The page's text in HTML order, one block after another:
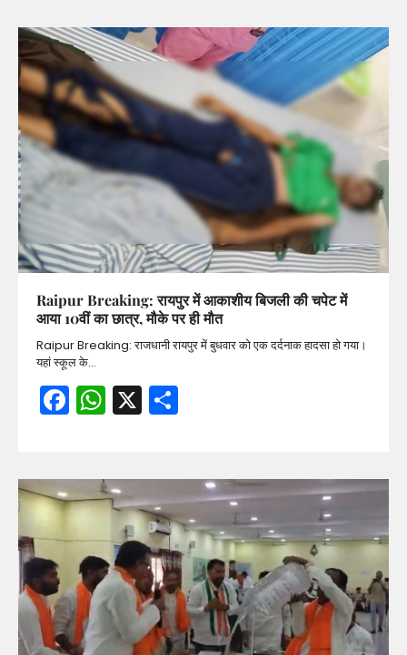
Raipur Breaking: रायपुर में आकाशीय बिजली की चपेट में
आया 10वीं का छात्र, मौके पर ही मौत
Raipur Breaking: राजधानी रायपुर में बुधवार को एक दर्दनाक हादसा हो गया।
यहां स्कूल के…
Facebook
WhatsApp
X